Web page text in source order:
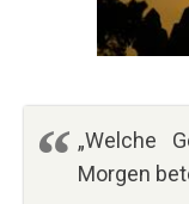
„Welche
Morgen